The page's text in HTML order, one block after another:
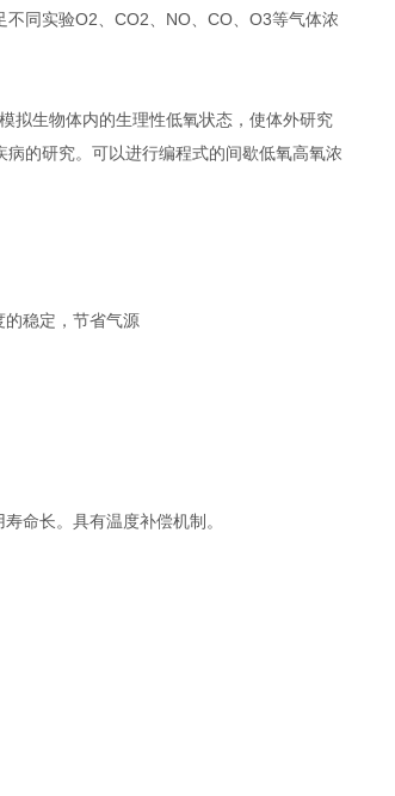
同实验O2、CO2、NO、CO、O3等气体浓
拟生物体内的生理性低氧状态，使体外研究
的研究。可以进行编程式的间歇低氧高氧浓
稳定，节省气源
命长。具有温度补偿机制。